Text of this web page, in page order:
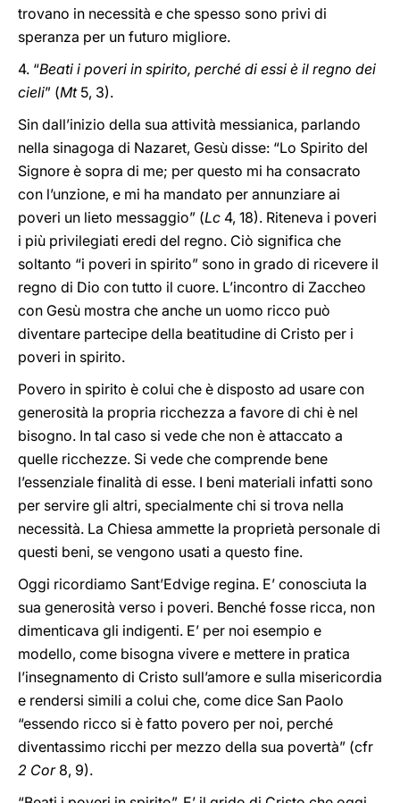
trovano in necessità e che spesso sono privi di
speranza per un futuro migliore.
4. “Beati i poveri in spirito, perché di essi è il regno dei
cieli” (Mt5, 3).
Sin dall’inizio della sua attività messianica, parlando
nella sinagoga di Nazaret, Gesù disse: “Lo Spirito del
Signore è sopra di me; per questo mi ha consacrato
con l’unzione, e mi ha mandato per annunziare ai
poveri un lieto messaggio” (Lc 4, 18). Riteneva i poveri
i più privilegiati eredi del regno. Ciò significa che
soltanto “i poveri in spirito” sono in grado di ricevere il
regno di Dio con tutto il cuore. L’incontro di Zaccheo
con Gesù mostra che anche un uomo ricco può
diventare partecipe della beatitudine di Cristo per i
poveri in spirito.
Povero in spirito è colui che è disposto ad usare con
generosità la propria ricchezza a favore di chi è nel
bisogno. In tal caso si vede che non è attaccato a
quelle ricchezze. Si vede che comprende bene
l’essenziale finalità di esse. I beni materiali infatti sono
per servire gli altri, specialmente chi si trova nella
necessità. La Chiesa ammette la proprietà personale di
questi beni, se vengono usati a questo fine.
Oggi ricordiamo Sant’Edvige regina. E’ conosciuta la
sua generosità verso i poveri. Benché fosse ricca, non
dimenticava gli indigenti. E’ per noi esempio e
modello, come bisogna vivere e mettere in pratica
l’insegnamento di Cristo sull’amore e sulla misericordia
e rendersi simili a colui che, come dice San Paolo
“essendo ricco si è fatto povero per noi, perché
diventassimo ricchi per mezzo della sua povertà” (cfr
2 Cor8, 9).